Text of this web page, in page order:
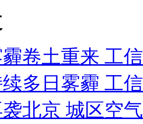
花炮节热闹非凡 减压"枕头大战"
卷土重来 工
多日雾霾 工
北京 城区空